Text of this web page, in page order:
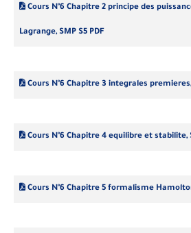
Cours N°6 Chapitre 2 principe des
Lagrange, SMP S5 PDF
Cours N°6 Chapitre 3 integrales premieres,
Cours N°6 Chapitre 4 equilibre et stabilite,
Cours N°6 Chapitre 5 formalisme